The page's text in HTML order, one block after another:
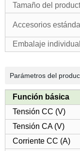
Tamaño del
Accesorios
Embalaje
Parámetros del
Función básica
Tensión CC (V)
Tensión CA (V)
Corriente CC (A)